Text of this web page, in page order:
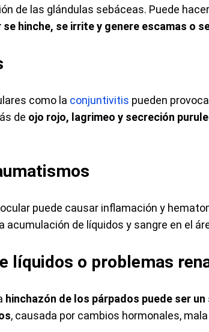
de las glándulas sebáceas. Puede
hinche, se irrite y genere escamas o
como la conjuntivitis pueden
de ojo rojo, lagrimeo y secreción
puede causar inflamación y
acumulación de líquidos y sangre en el
líquidos o problemas
hinchazón de los párpados puede ser
, causada por cambios hormonales,